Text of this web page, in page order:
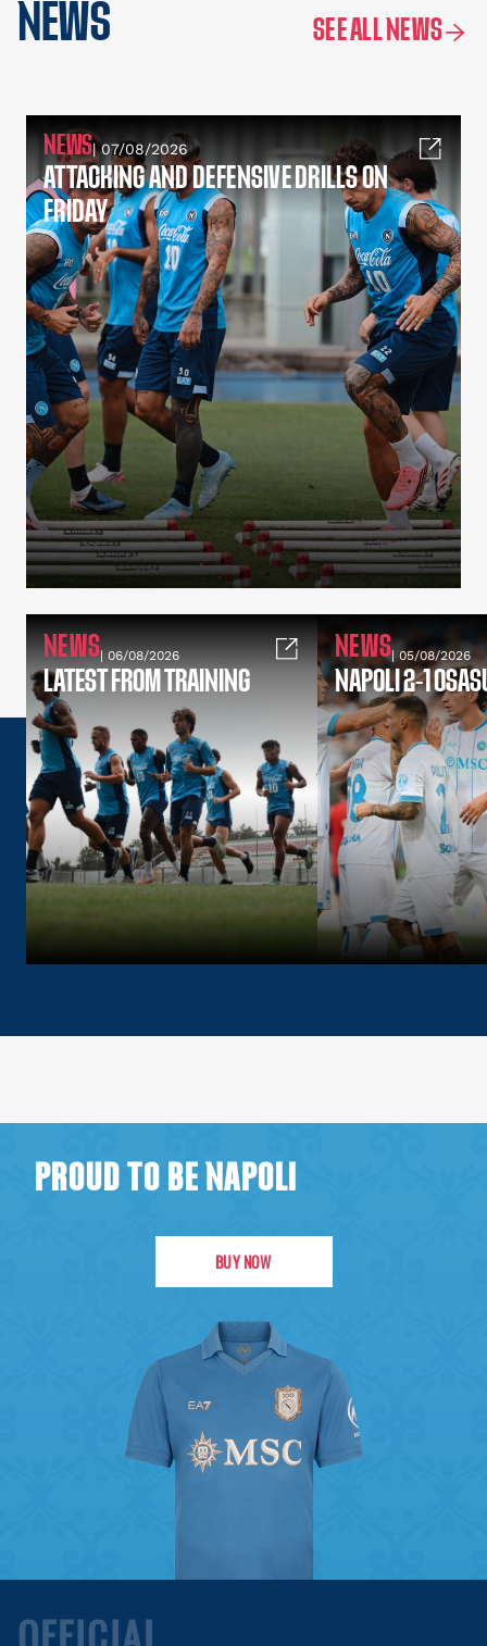
NEWS SEE ALL NEWS
NEWS| 07/08/2026
ATTACKING AND DEFENSIVE DRILLS ON
FRIDAY
NEWS| 06/08/2026
LATEST FROM TRAINING
NEWS| 05/08/2026
NAPOLI 2-1
PROUD TO BE NAPOLI
BUY NOW